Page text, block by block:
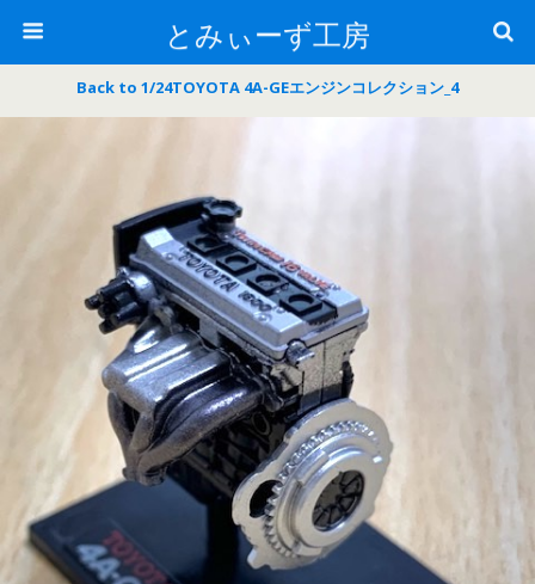
とみぃーず工房
Back to 1/24TOYOTA 4A-GEエンジンコレクション_4